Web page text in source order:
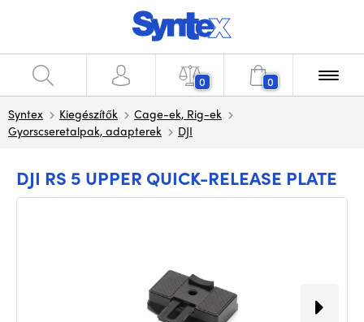
0 0
Syntex Kiegészítők
Cage-ek, Rig-ek
Gyorscseretalpak, adapterek
DJI
DJI RS 5 UPPER QUICK-RELEASE PLATE